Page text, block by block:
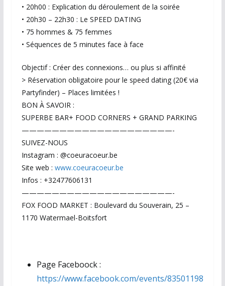
• 20h00 : Explication du déroulement de la soirée
• 20h30 – 22h30 : Le SPEED DATING
• 75 hommes & 75 femmes
• Séquences de 5 minutes face à face
Objectif : Créer des connexions… ou plus si affinité
> Réservation obligatoire pour le speed dating (20€ via
Partyfinder) – Places limitées !
BON À SAVOIR :
SUPERBE BAR+ FOOD CORNERS + GRAND PARKING
————————————————————-
SUIVEZ-NOUS
Instagram : @coeuracoeur.be
Site web : www.coeuracoeur.be
Infos : +32477606131
————————————————————-
FOX FOOD MARKET : Boulevard du Souverain, 25 –
1170 Watermael-Boitsfort
Page Faceboock :
https://www.facebook.com/events/83501198